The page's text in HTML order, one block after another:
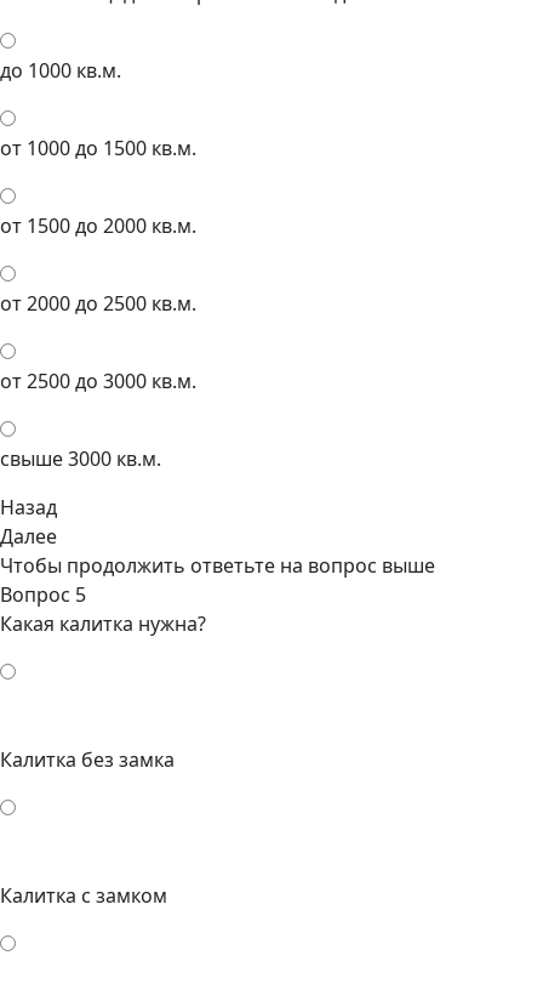
до 1000 кв.м.
от 1000 до 1500 кв.м.
от 1500 до 2000 кв.м.
от 2000 до 2500 кв.м.
от 2500 до 3000 кв.м.
свыше 3000 кв.м.
Назад
Далее
Чтобы продолжить ответьте на вопрос выше
Вопрос 5
Какая калитка нужна?
Калитка без замка
Калитка с замком